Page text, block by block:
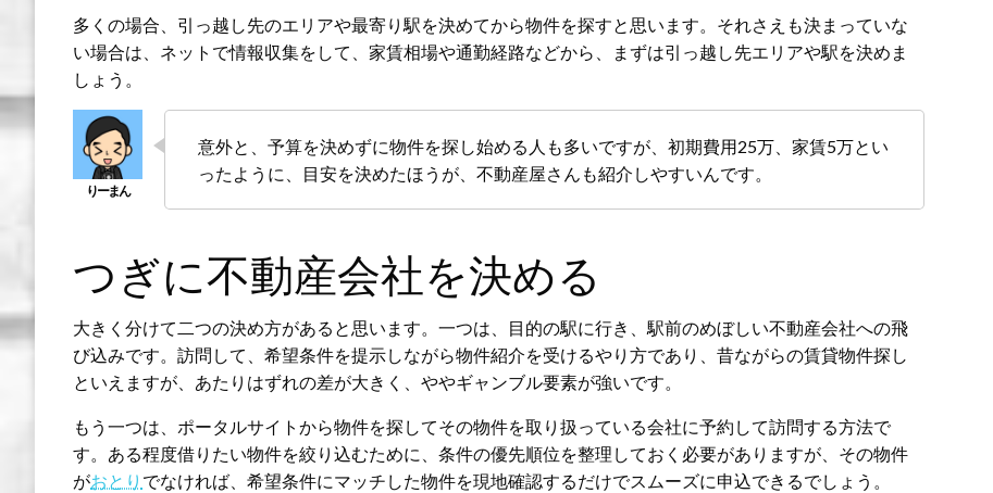
多くの場合、引っ越し先のエリアや最寄り駅を決めてから物件を探すと思います。それさえも決まっていな
い場合は、ネットで情報収集をして、家賃相場や通勤経路などから、まずは引っ越し先エリアや駅を決めま
しょう。
意外と、予算を決めずに物件を探し始める人も多いですが、初期費用25万、家賃5万とい
ったように、目安を決めたほうが、不動産屋さんも紹介しやすいんです。
つぎに不動産会社を決める
大きく分けて二つの決め方があると思います。一つは、目的の駅に行き、駅前のめぼしい不動産会社への飛
び込みです。訪問して、希望条件を提示しながら物件紹介を受けるやり方であり、昔ながらの賃貸物件探し
といえますが、あたりはずれの差が大きく、ややギャンブル要素が強いです。
もう一つは、ポータルサイトから物件を探してその物件を取り扱っている会社に予約して訪問する方法で
す。ある程度借りたい物件を絞り込むために、条件の優先順位を整理しておく必要がありますが、その物件
がおとり でなければ、希望条件にマッチした物件を現地確認するだけでスムーズに申込できるでしょう。